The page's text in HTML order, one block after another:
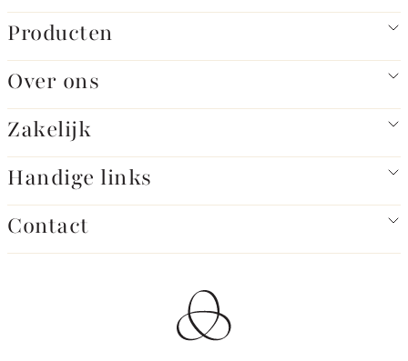
Producten
Over ons
Zakelijk
Handige links
Contact